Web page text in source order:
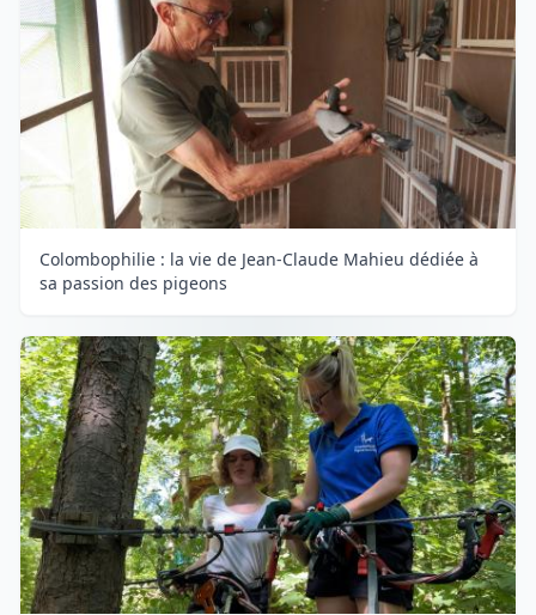
Colombophilie : la vie de Jean-Claude Mahieu dédiée à
sa passion des pigeons